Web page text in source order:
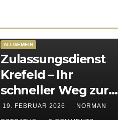
ALLGEMEIN
Zulassungsdienst
Krefeld – Ihr
schneller Weg zur
KFZ-Zulassung in
19. FEBRUAR 2026 NORMAN